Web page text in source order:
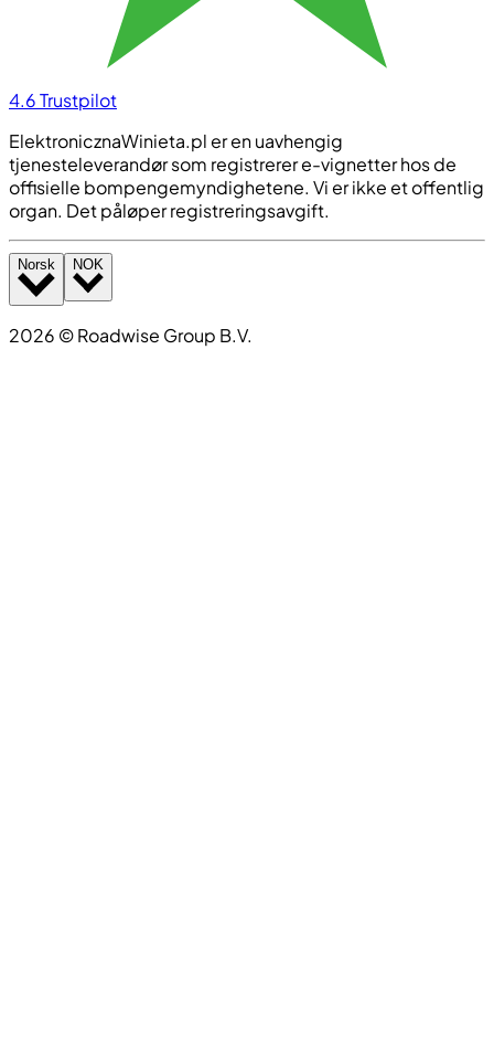
4.6Trustpilot
ElektronicznaWinieta.pl er en uavhengig
tjenesteleverandør som registrerer e-vignetter hos de
offisielle bompengemyndighetene. Vi er ikke et offentlig
organ. Det påløper registreringsavgift.
Norsk NOK
2026 ©Roadwise Group B.V.